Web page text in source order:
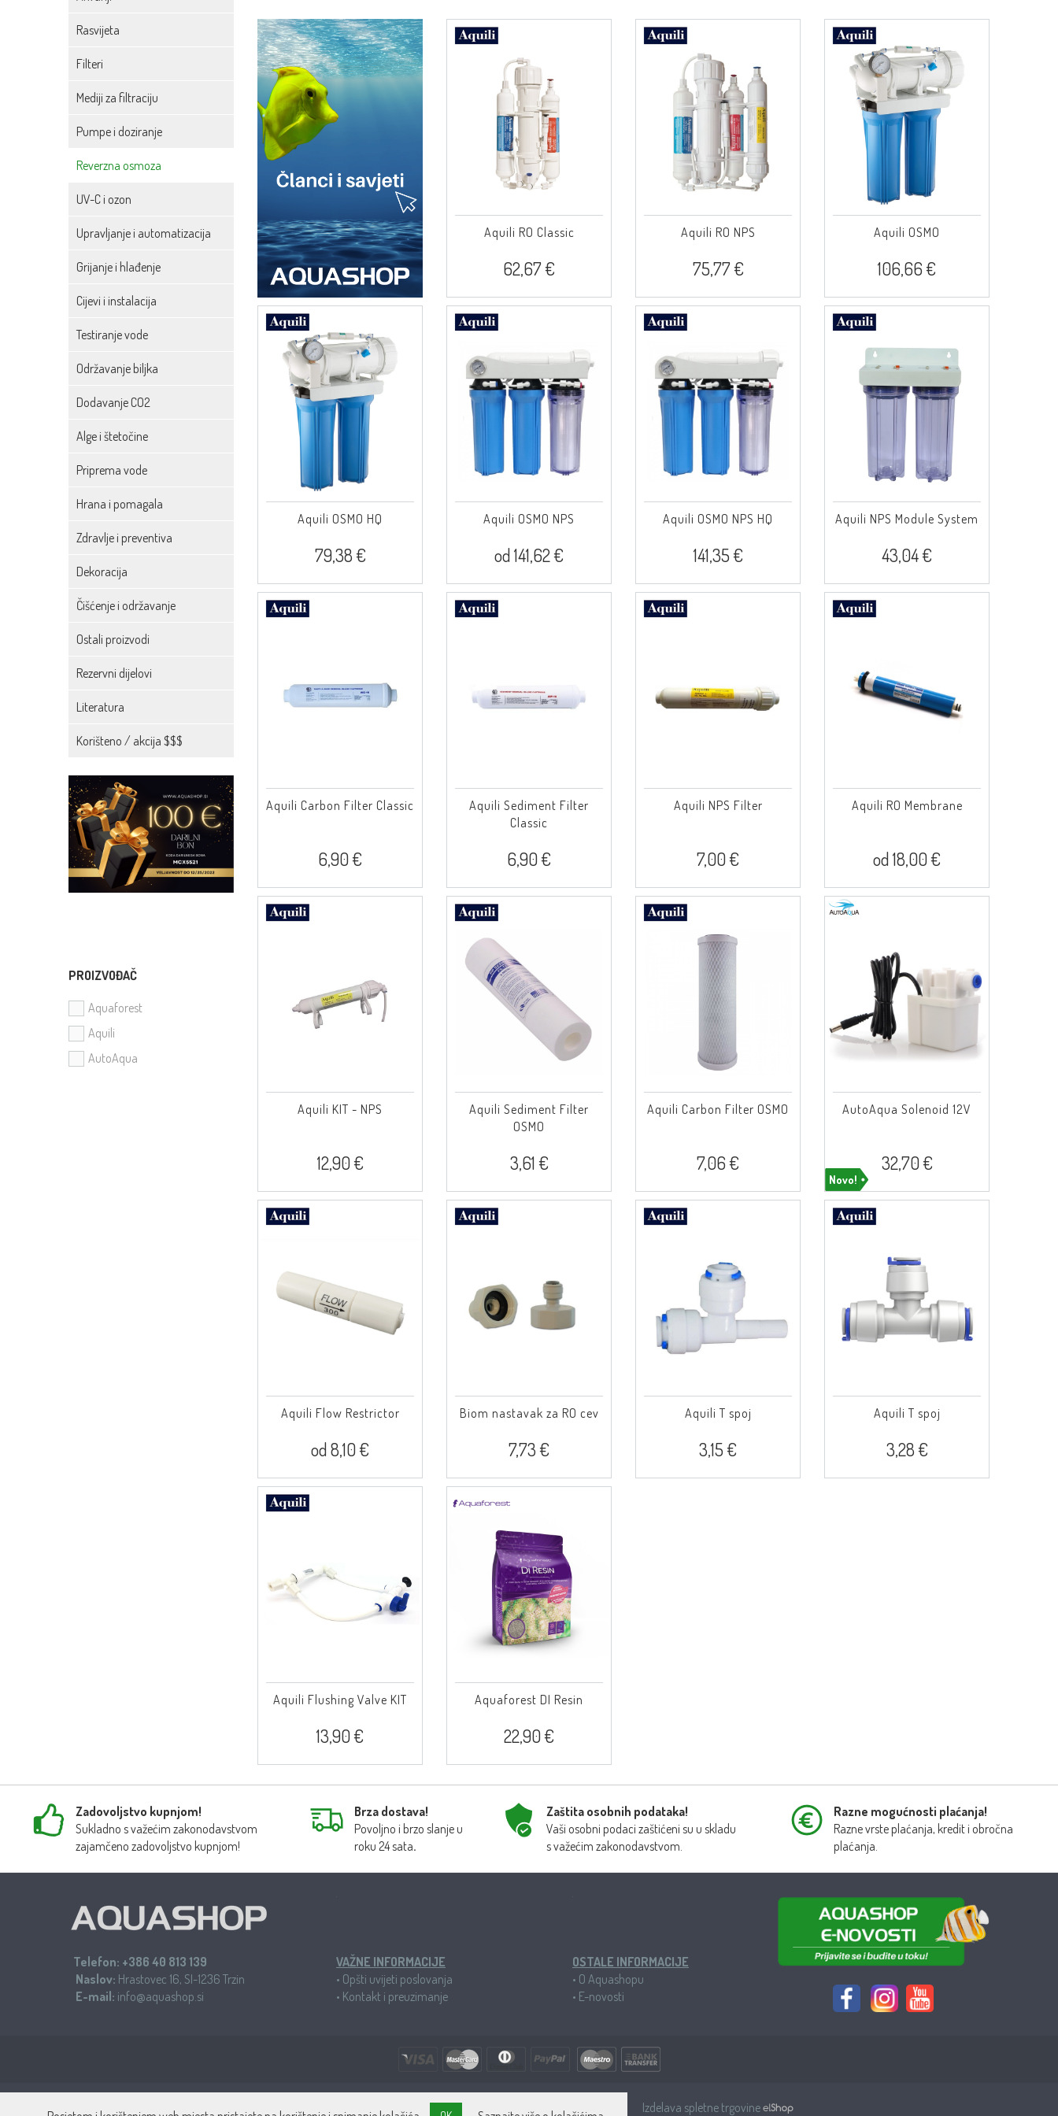
Rasvijeta
Filteri
Mediji za filtraciju
Pumpe i doziranje
Reverzna osmoza
UV-C i ozon
Upravljanje i automatizacija
Grijanje i hlađenje
Cijevi i instalacija
Testiranje vode
Održavanje biljka
Dodavanje CO2
Alge i štetočine
Priprema vode
Hrana i pomagala
Zdravlje i preventiva
Dekoracija
Čišćenje i održavanje
Ostali proizvodi
Rezervni dijelovi
Literatura
Korišteno / akcija $$$
PROIZVOĐAČ
Aquaforest
Aquili
AutoAqua
Aquili RO Classic
62,67 €
Aquili RO NPS
75,77 €
Aquili OSMO
106,66 €
Aquili OSMO HQ
79,38 €
Aquili OSMO NPS
od 141,62 €
Aquili OSMO NPS HQ
141,35 €
Aquili NPS Module System
43,04 €
Aquili Carbon Filter Classic
6,90 €
Aquili Sediment Filter
Classic
6,90 €
Aquili NPS Filter
7,00 €
Aquili RO Membrane
od 18,00 €
Aquili KIT - NPS
12,90 €
Aquili Sediment Filter
OSMO
3,61 €
Aquili Carbon Filter OSMO
7,06 €
Novo!
AutoAqua Solenoid 12V
32,70 €
Aquili Flow Restrictor
od 8,10 €
Biom nastavak za RO cev
7,73 €
Aquili T spoj
3,15 €
Aquili T spoj
3,28 €
Aquili Flushing Valve KIT
13,90 €
Aquaforest DI Resin
22,90 €
Zadovoljstvo kupnjom!
Sukladno s važećim zakonodavstvom
zajamčeno zadovoljstvo kupnjom!
Brza dostava!
Povoljno i brzo slanje u
roku 24 sata.
Zaštita osobnih podataka!
Vaši osobni podaci zaštićeni su u skladu
s važećim zakonodavstvom.
Razne mogućnosti plaćanja!
Razne vrste plaćanja, kredit i obročna
plaćanja.
Telefon: +386 40 813 139
Naslov: Hrastovec 16, SI-1236 Trzin
E-mail: info@aquashop.si
VAŽNE INFORMACIJE
• Opšti uvijeti poslovanja
• Kontakt i preuzimanje
OSTALE INFORMACIJE
• O Aquashopu
• E-novosti
Aquashop - specijalizirana trgovina za akvaristiku ©2025 BIOM AV d.o.o. Izdelava spletne trgovine